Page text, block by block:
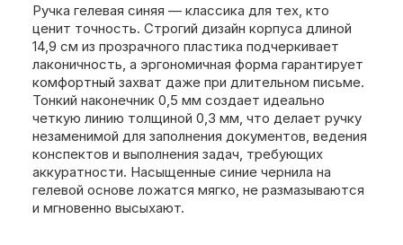
Ручка гелевая синяя — классика для тех, кто
ценит точность. Строгий дизайн корпуса длиной
14,9 см из прозрачного пластика подчеркивает
лаконичность, а эргономичная форма гарантирует
комфортный захват даже при длительном письме.
Тонкий наконечник 0,5 мм создает идеально
четкую линию толщиной 0,3 мм, что делает ручку
незаменимой для заполнения документов, ведения
конспектов и выполнения задач, требующих
аккуратности. Насыщенные синие чернила на
гелевой основе ложатся мягко, не размазываются
и мгновенно высыхают.